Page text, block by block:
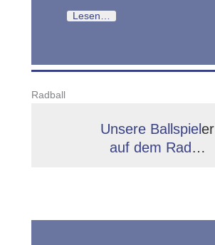
Lesen…
Radball
Unsere Ballspieler
auf dem Rad…